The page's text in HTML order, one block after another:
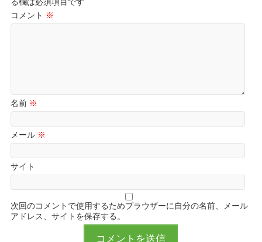
コメント ※
名前 ※
メール ※
サイト
次回のコメントで使用するためブラウザーに自分の名前、メール
アドレス、サイトを保存する。